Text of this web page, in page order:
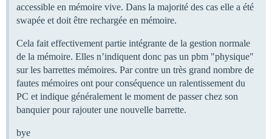
accessible en mémoire vive. Dans la majorité des cas elle a été
swapée et doit être rechargée en mémoire.
Cela fait effectivement partie intégrante de la gestion normale
de la mémoire. Elles n’indiquent donc pas un pbm "physique"
sur les barrettes mémoires. Par contre un très grand nombre de
fautes mémoires ont pour conséquence un ralentissement du
PC et indique généralement le moment de passer chez son
banquier pour rajouter une nouvelle barrette.
bye